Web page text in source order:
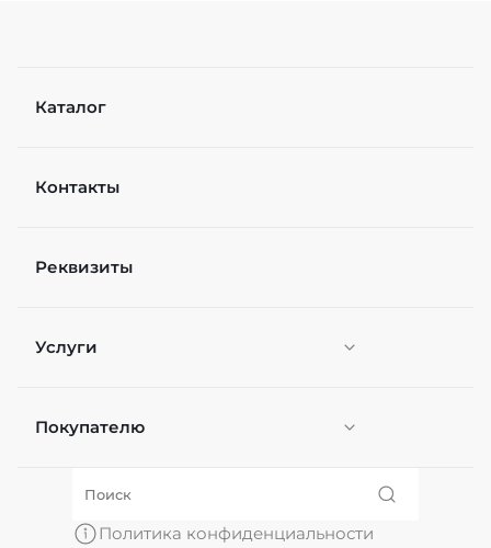
Каталог
Контакты
Реквизиты
Услуги
Персонификация
Покупателю
О нас
Политика конфиденциальности